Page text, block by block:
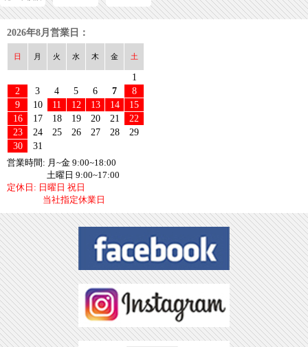
2026年8月営業日：
日 月 火 水 木 金 土
1
2
3 4 5 6 7
8
9
10 11 12 13 14
15
16
17 18 19 20 21
22
23
24 25 26 27 28
29
30
31
営業時間: 月~金 9:00~18:00
土曜日 9:00~17:00
定休日: 日曜日 祝日
当社指定休業日